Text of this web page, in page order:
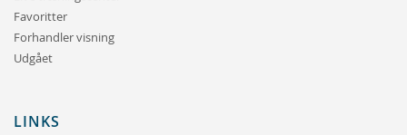
Favoritter
Forhandler visning
Udgået
LINKS